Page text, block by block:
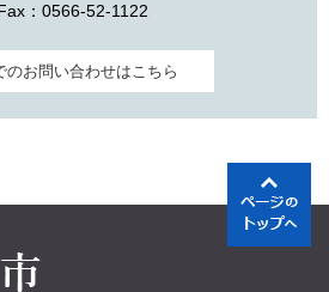
：0566-52-1122
のお問い合わせはこちら